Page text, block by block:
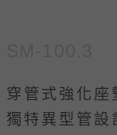
穿管式強化座
獨特異型管設